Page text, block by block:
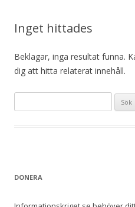
Inget hittades
Beklagar, inga resultat funna.
dig att hitta relaterat innehåll.
ö
DONERA